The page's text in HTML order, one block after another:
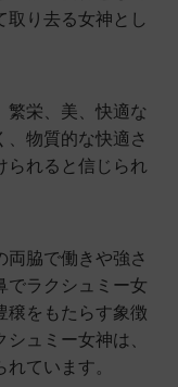
取り去る女神とし
繁栄、美、快適な
、物質的な快適さ
られると信じられ
両脇で働きや強さ
でラクシュミー女
穣をもたらす象徴
ュミー女神は、
ています。